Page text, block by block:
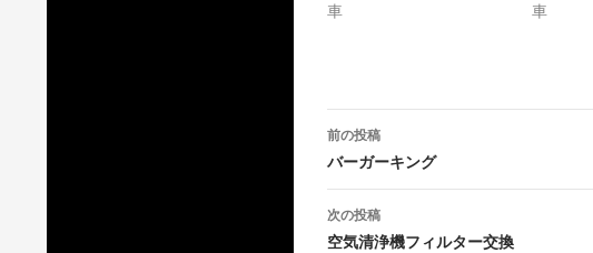
車
車
投
稿
ナ
ビ
前の投稿
バーガーキング
次の投稿
空気清浄機フィルター交換